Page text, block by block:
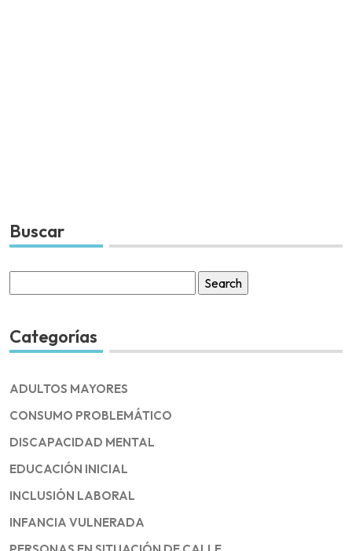
Buscar
for:
Categorías
ADULTOS MAYORES
CONSUMO PROBLEMÁTICO
DISCAPACIDAD MENTAL
EDUCACIÓN INICIAL
INCLUSIÓN LABORAL
INFANCIA VULNERADA